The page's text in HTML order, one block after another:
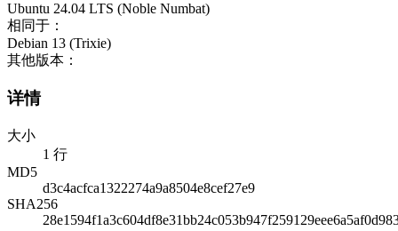
Ubuntu 24.04 LTS (Noble Numbat)
相同于：
Debian 13 (Trixie)
其他版本：
详情
大小
1 行
MD5
d3c4acfca1322274a9a8504e8cef27e9
SHA256